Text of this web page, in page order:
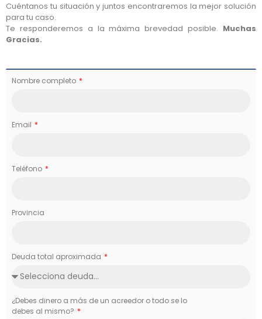
Cuéntanos tu situación y juntos encontraremos la mejor solución
para tu caso.
Te responderemos a la máxima brevedad posible. Muchas
Gracias.
Nombre completo
Email
Teléfono
Provincia
Deuda total aproximada
¿Debes dinero a más de un acreedor o todo se lo
debes al mismo?